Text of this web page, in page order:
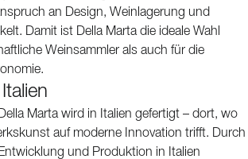
an Design, Weinlagerung und
Damit ist Della Marta die ideale Wahl
Weinsammler als auch für die
Marta wird in Italien gefertigt – dort, wo
auf moderne Innovation trifft. Durch
und Produktion in Italien